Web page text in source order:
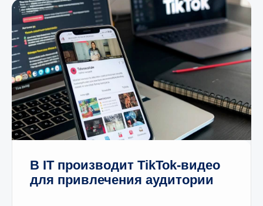
В IT производит TikTok-видео
для привлечения аудитории
AI Community Manager
ИИ-агент
Ассистент РОПа
Кейсы
Партнёрам
О нас
Клиентам